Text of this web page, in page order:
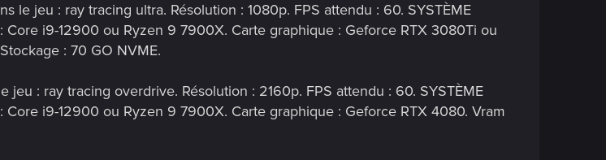
le jeu : ray tracing ultra. Résolution : 1080p. FPS attendu : 60. SYSTÈME
Core i9-12900 ou Ryzen 9 7900X. Carte graphique : Geforce RTX 3080Ti ou
: 70 GO NVME.
: ray tracing overdrive. Résolution : 2160p. FPS attendu : 60. SYSTÈME
Core i9-12900 ou Ryzen 9 7900X. Carte graphique : Geforce RTX 4080. Vram